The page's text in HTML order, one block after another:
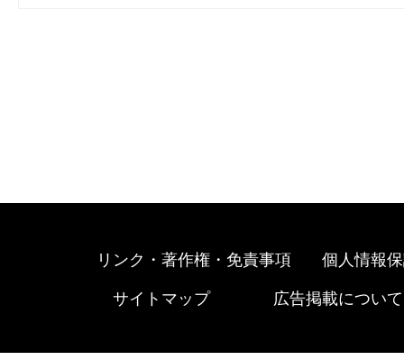
リンク・著作権・免責事項 個人情報
サイトマップ 広告掲載について